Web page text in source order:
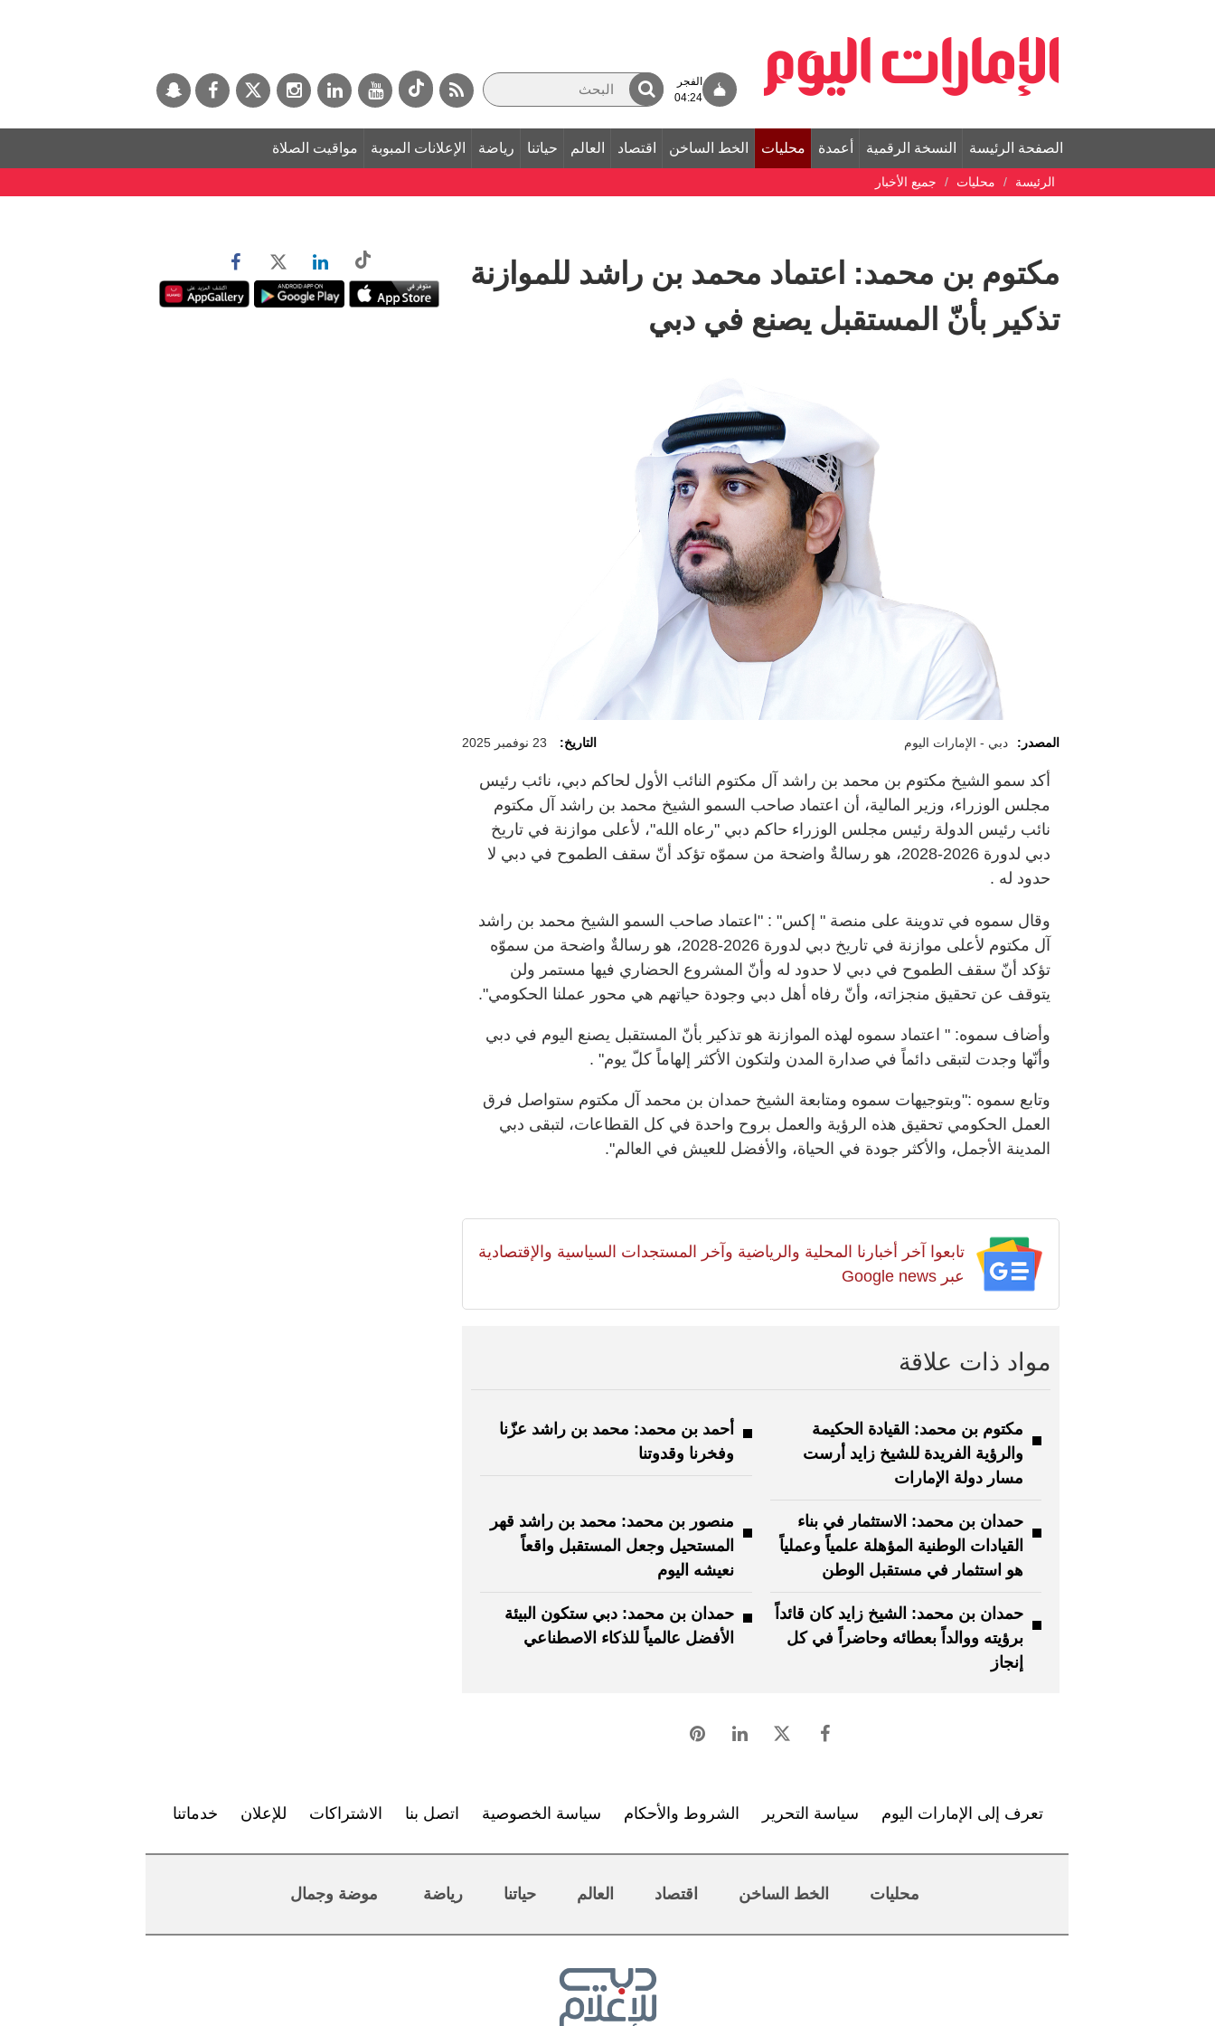
الفجر
04:24
الصفحة الرئيسة النسخة الرقمية أعمدة محليات الخط الساخن اقتصاد العالم حياتنا رياضة الإعلانات المبوبة مواقيت الصلاة
الرئيسة محليات جميع الأخبار
مكتوم بن محمد: اعتماد محمد بن راشد للموازنة
تذكير بأنّ المستقبل يصنع في دبي
المصدر: دبي - الإمارات اليوم التاريخ: 23 نوفمبر 2025
أكد سمو الشيخ مكتوم بن محمد بن راشد آل مكتوم النائب الأول لحاكم دبي، نائب رئيس
مجلس الوزراء، وزير المالية، أن اعتماد صاحب السمو الشيخ محمد بن راشد آل مكتوم
نائب رئيس الدولة رئيس مجلس الوزراء حاكم دبي "رعاه الله"، لأعلى موازنة في تاريخ
دبي لدورة 2026-2028، هو رسالةٌ واضحة من سموّه تؤكد أنّ سقف الطموح في دبي لا
حدود له .
وقال سموه في تدوينة على منصة " إكس" : "اعتماد صاحب السمو الشيخ محمد بن راشد
آل مكتوم لأعلى موازنة في تاريخ دبي لدورة 2026-2028، هو رسالةٌ واضحة من سموّه
تؤكد أنّ سقف الطموح في دبي لا حدود له وأنّ المشروع الحضاري فيها مستمر ولن
يتوقف عن تحقيق منجزاته، وأنّ رفاه أهل دبي وجودة حياتهم هي محور عملنا الحكومي".
وأضاف سموه: " اعتماد سموه لهذه الموازنة هو تذكير بأنّ المستقبل يصنع اليوم في دبي
وأنّها وجدت لتبقى دائماً في صدارة المدن ولتكون الأكثر إلهاماً كلّ يوم" .
وتابع سموه :"وبتوجيهات سموه ومتابعة الشيخ حمدان بن محمد آل مكتوم ستواصل فرق
العمل الحكومي تحقيق هذه الرؤية والعمل بروح واحدة في كل القطاعات، لتبقى دبي
المدينة الأجمل، والأكثر جودة في الحياة، والأفضل للعيش في العالم".
تابعوا آخر أخبارنا المحلية والرياضية وآخر المستجدات السياسية والإقتصادية
عبر Google news
مواد ذات علاقة
مكتوم بن محمد: القيادة الحكيمة
والرؤية الفريدة للشيخ زايد أرست
مسار دولة الإمارات
أحمد بن محمد: محمد بن راشد عزّنا
وفخرنا وقدوتنا
حمدان بن محمد: الاستثمار في بناء
القيادات الوطنية المؤهلة علمياً وعملياً
هو استثمار في مستقبل الوطن
منصور بن محمد: محمد بن راشد قهر
المستحيل وجعل المستقبل واقعاً
نعيشه اليوم
حمدان بن محمد: الشيخ زايد كان قائداً
برؤيته ووالداً بعطائه وحاضراً في كل
إنجاز
حمدان بن محمد: دبي ستكون البيئة
الأفضل عالمياً للذكاء الاصطناعي
تعرف إلى الإمارات اليوم سياسة التحرير الشروط والأحكام سياسة الخصوصية اتصل بنا الاشتراكات للإعلان خدماتنا
محليات الخط الساخن اقتصاد العالم حياتنا رياضة موضة وجمال